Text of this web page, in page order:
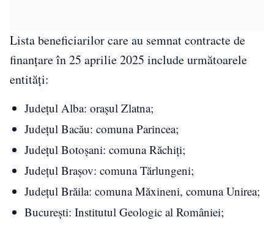
Lista beneficiarilor care au semnat contracte de
finanțare în 25 aprilie 2025 include următoarele
entități:
Județul Alba: orașul Zlatna;
Județul Bacău: comuna Parincea;
Județul Botoșani: comuna Răchiți;
Județul Brașov: comuna Tărlungeni;
Județul Brăila: comuna Măxineni, comuna Unirea;
București: Institutul Geologic al României;